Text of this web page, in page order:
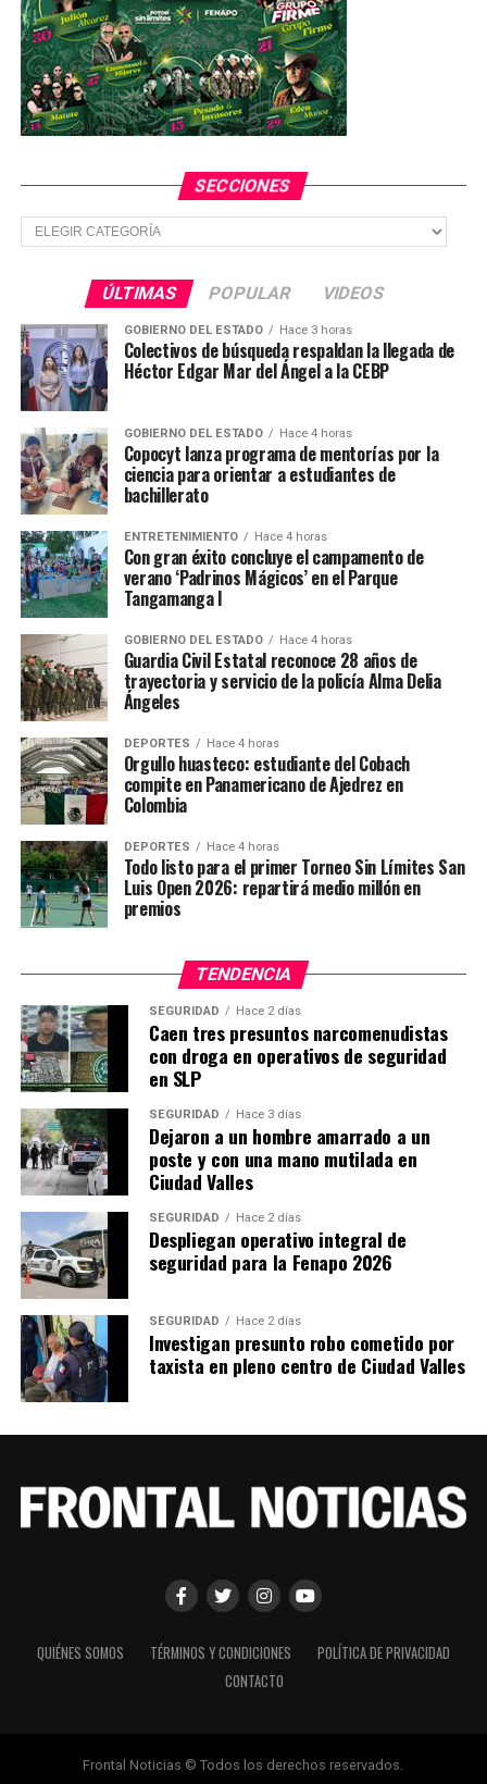
SECCIONES
Secciones
ÚLTIMAS POPULAR VIDEOS
GOBIERNO DEL ESTADO Hace 3 horas
Colectivos de búsqueda respaldan la llegada de
Héctor Edgar Mar del Ángel a la CEBP
GOBIERNO DEL ESTADO Hace 4 horas
Copocyt lanza programa de mentorías por la
ciencia para orientar a estudiantes de
bachillerato
ENTRETENIMIENTO Hace 4 horas
Con gran éxito concluye el campamento de
verano ‘Padrinos Mágicos’ en el Parque
Tangamanga I
GOBIERNO DEL ESTADO Hace 4 horas
Guardia Civil Estatal reconoce 28 años de
trayectoria y servicio de la policía Alma Delia
Ángeles
DEPORTES Hace 4 horas
Orgullo huasteco: estudiante del Cobach
compite en Panamericano de Ajedrez en
Colombia
DEPORTES Hace 4 horas
Todo listo para el primer Torneo Sin Límites San
Luis Open 2026: repartirá medio millón en
premios
TENDENCIA
SEGURIDAD Hace 2 días
Caen tres presuntos narcomenudistas
con droga en operativos de seguridad
en SLP
SEGURIDAD Hace 3 días
Dejaron a un hombre amarrado a un
poste y con una mano mutilada en
Ciudad Valles
SEGURIDAD Hace 2 días
Despliegan operativo integral de
seguridad para la Fenapo 2026
SEGURIDAD Hace 2 días
Investigan presunto robo cometido por
taxista en pleno centro de Ciudad Valles
QUIÉNES SOMOS TÉRMINOS Y CONDICIONES
POLÍTICA DE PRIVACIDAD
CONTACTO
Frontal Noticias © Todos los derechos reservados.